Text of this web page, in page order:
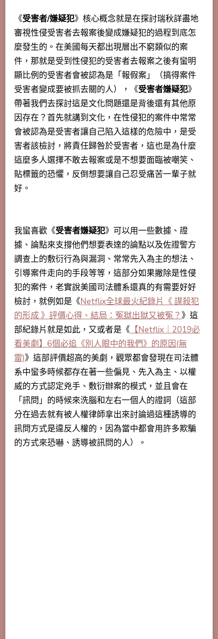
《受害者/嫌疑犯》核心概念就是在探討瑞秋詳盡地
審視性侵受害者去報案後變成嫌疑犯的過程到底怎
麼發生的。在美國每天都出現層出不窮類似的案
件，那就是受到性侵犯的受害者去報案之後有蠻明
顯比例的受害者會被認為是「報假案」（搞得案件
受害者變成要被抓去關的人），《受害者嫌疑犯》
帶著我們去探討這是文化問題還是背後還有其他原
因存在？首先就講到文化，在性侵犯的案件中常常
會被認為是受害者讓自己陷入這樣的危險中，是受
害者該檢討， 將責任歸咎於受害者，這也是為什麼
這麼多人選擇不敢去報案或是不想要面臨被嘲笑、
貼標籤的恐懼，反倒想要讓自己忍受痛苦一輩子就
好。
我蠻喜歡《受害者嫌疑犯》可以用一些數據、證
據、論點來支撐他們想要表達的論點以及佐證警方
調查上的敷衍行為與漏洞、常常先入為主的想法、
引導案件走向的手段等等，這部分如果撇除是性侵
犯的案件，老實說美國司法體系還真的有需要好好
檢討，就例如是《Netflix全球最火紀錄片《 謀殺犯
的形成 》評價心得、結局：冤獄出獄又被冤？》這
部紀錄片就是如此，又或者是《 【Netflix｜2019必
看美劇】6個必追《別人眼中的我們》的原因(無
雷)》這部評價超高的美劇，觀眾都會發現在司法體
系中蠻多時候都存在著一些偏見、先入為主、以權
威的方式認定兇手、敷衍辦案的模式，並且會在
「訊問」的時候來洗腦和左右一個人的證詞（這部
分在過去就有被人權律師拿出來討論過這種誘導的
訊問方式是違反人權的，因為當中都會用許多欺騙
的方式來恐嚇、誘導被訊問的人）。